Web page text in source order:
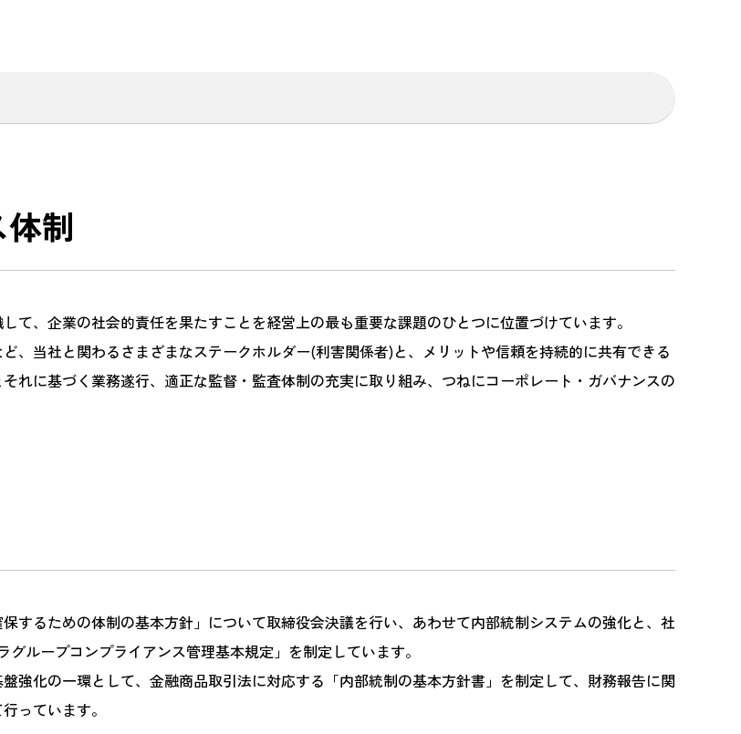
制
て、企業の社会的責任を果たすことを経営上の最も重要な課題のひとつに位置づけています。
、当社と関わるさまざまなステークホルダー(利害関係者)と、メリットや信頼を持続的に共有できる
れに基づく業務遂行、適正な監督・監査体制の充実に取り組み、つねにコーポレート・ガバナンスの
するための体制の基本方針」について取締役会決議を行い、あわせて内部統制システムの強化と、社
ループコンプライアンス管理基本規定」を制定しています。
強化の一環として、金融商品取引法に対応する「内部統制の基本方針書」を制定して、財務報告に関
っています。